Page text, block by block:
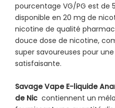
pourcentage VG/PG est de
disponible en 20 mg de
nicotine de qualité
douce dose de nicotine,
super savoureuses pour
satisfaisante.
Savage Vape E-liquide
de Nic contiennent un